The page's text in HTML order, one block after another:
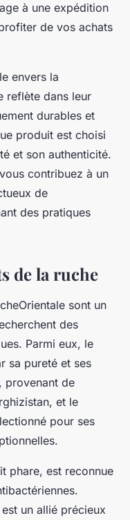
à une expédition
de vos achats
envers la
reflète dans leur
durables et
produit est choisi
et son authenticité.
contribuez à un
de
des pratiques
de la ruche
sont un
des
Parmi eux, le
sa pureté et ses
provenant de
et le
pour ses
phare, est reconnue
un allié précieux